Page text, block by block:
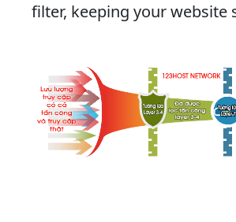
filter, keeping your website